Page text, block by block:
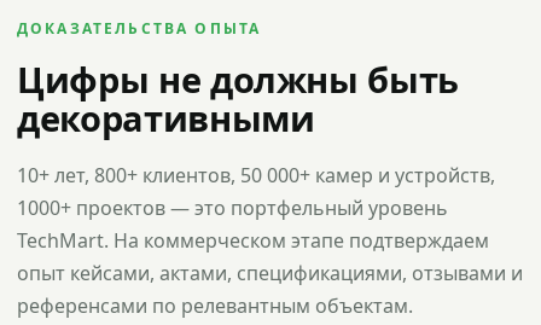
ДОКАЗАТЕЛЬСТВА ОПЫТА
Цифры не должны быть
декоративными
10+ лет, 800+ клиентов, 50 000+ камер и устройств,
1000+ проектов — это портфельный уровень
TechMart. На коммерческом этапе подтверждаем
опыт кейсами, актами, спецификациями, отзывами и
референсами по релевантным объектам.